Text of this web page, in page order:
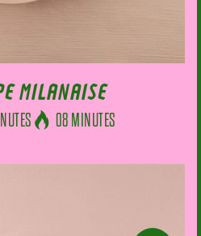
MILANAISE
08 MINUTES